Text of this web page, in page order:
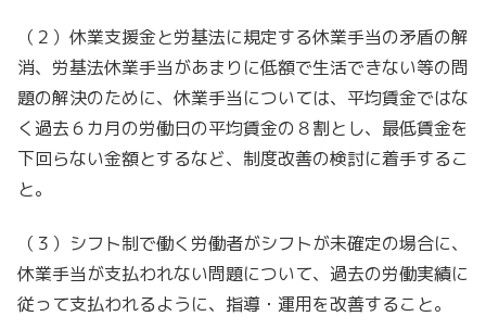
（２）休業支援金と労基法に規定する休業手当の矛盾の解
消、労基法休業手当があまりに低額で生活できない等の問
題の解決のために、休業手当については、平均賃金ではな
く過去６カ月の労働日の平均賃金の８割とし、最低賃金を
下回らない金額とするなど、制度改善の検討に着手するこ
と。
（３）シフト制で働く労働者がシフトが未確定の場合に、
休業手当が支払われない問題について、過去の労働実績に
従って支払われるように、指導・運用を改善すること。